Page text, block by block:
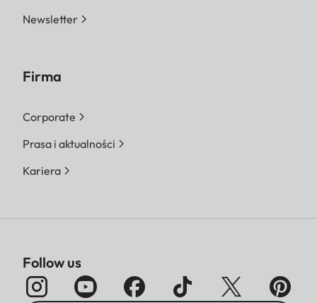
Newsletter
Firma
Corporate
Prasa i aktualności
Kariera
Follow us